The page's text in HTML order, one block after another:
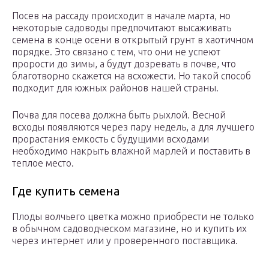
Посев на рассаду происходит в начале марта, но
некоторые садоводы предпочитают высаживать
семена в конце осени в открытый грунт в хаотичном
порядке. Это связано с тем, что они не успеют
прорости до зимы, а будут дозревать в почве, что
благотворно скажется на всхожести. Но такой способ
подходит для южных районов нашей страны.
Почва для посева должна быть рыхлой. Весной
всходы появляются через пару недель, а для лучшего
прорастания емкость с будущими всходами
необходимо накрыть влажной марлей и поставить в
теплое место.
Где купить семена
Плоды волчьего цветка можно приобрести не только
в обычном садоводческом магазине, но и купить их
через интернет или у проверенного поставщика.